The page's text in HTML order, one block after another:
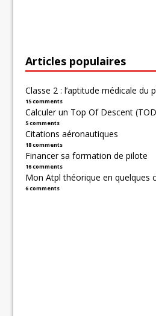
Articles populaires
Classe 2 : l’aptitude médicale du
15 comments
Calculer un Top Of Descent
5 comments
Citations aéronautiques
18 comments
Financer sa formation de pilote
16 comments
Mon Atpl théorique en quelques
6 comments